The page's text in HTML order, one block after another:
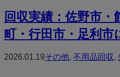
回収実績：佐野市・
町・行田市・足利市
2026.01.19その他, 不用品回収,